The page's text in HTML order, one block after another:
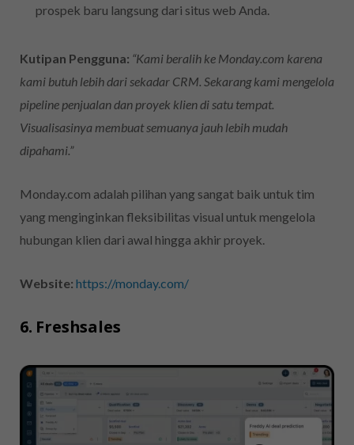
prospek baru langsung dari situs web Anda.
Kutipan Pengguna: “Kami beralih ke Monday.com karena
kami butuh lebih dari sekadar CRM. Sekarang kami mengelola
pipeline penjualan dan proyek klien di satu tempat.
Visualisasinya membuat semuanya jauh lebih mudah
dipahami.”
Monday.com adalah pilihan yang sangat baik untuk tim
yang menginginkan fleksibilitas visual untuk mengelola
hubungan klien dari awal hingga akhir proyek.
Website: https://monday.com/
6. Freshsales